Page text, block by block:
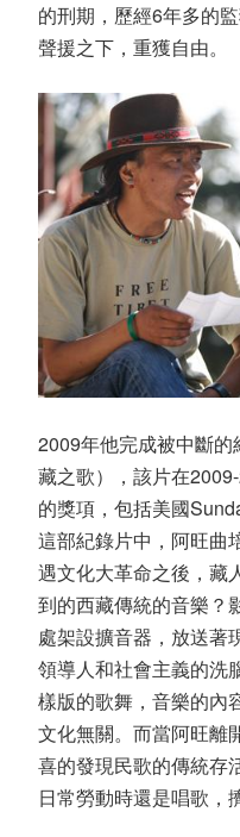
的刑期，歷經6年多的
聲援之下，重獲自由。
2009年他完成被中斷的
藏之歌），該片在
的獎項，包括美國
這部紀錄片中，阿旺曲
遇文化大革命之後，藏
到的西藏傳統的音樂？
處架設擴音器，放送著
領導人和社會主義的洗
樣版的歌舞，音樂的內
文化無關。而當阿旺離
喜的發現民歌的傳統存
日常勞動時還是唱歌，